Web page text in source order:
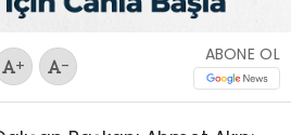
+ -
ABONE OL